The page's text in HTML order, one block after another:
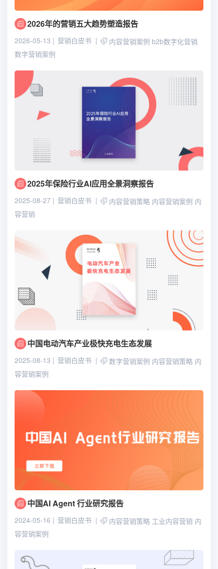
2026年的营销五大趋势塑造报告
2026-05-13 营销白皮书 内容营销案例 b2b数字化营销
数字营销案例
2025年保险行业AI应用全景洞察报告
2025-08-27 营销白皮书 内容营销策略 内容营销案例 内
容营销
中国电动汽车产业极快充电生态发展
2025-08-13 营销白皮书 数字营销案例 内容营销策略 内
容营销案例
中国AI Agent 行业研究报告
2024-05-16 营销白皮书 内容营销策略 工业内容营销 内
容营销案例